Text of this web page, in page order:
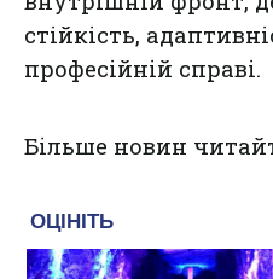
стійкість,
професійній справі.
Більше новин